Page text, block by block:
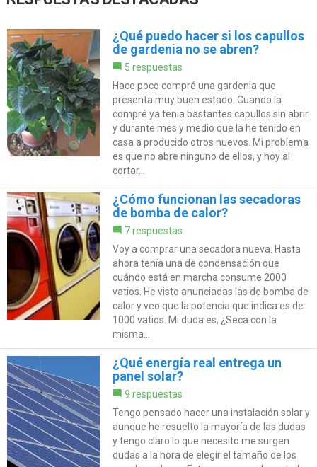
¿Qué puedo hacer si los capullos
de gardenia no se abren?
5 respuestas
Hace poco compré una gardenia que
presenta muy buen estado. Cuando la
compré ya tenia bastantes capullos sin abrir
y durante mes y medio que la he tenido en
casa a producido otros nuevos. Mi problema
es que no abre ninguno de ellos, y hoy al
cortar...
¿Cómo funcionan las secadoras
de bomba de calor?
7 respuestas
Voy a comprar una secadora nueva. Hasta
ahora tenía una de condensación que
cuándo está en marcha consume 2000
vatios. He visto anunciadas las de bomba de
calor y veo que la potencia que indica es de
1000 vatios. Mi duda es, ¿Seca con la
misma...
¿Qué energía real entrega un
panel solar?
9 respuestas
Tengo pensado hacer una instalación solar y
aunque he resuelto la mayoría de las dudas
y tengo claro lo que necesito me surgen
dudas a la hora de elegir el tamaño de los